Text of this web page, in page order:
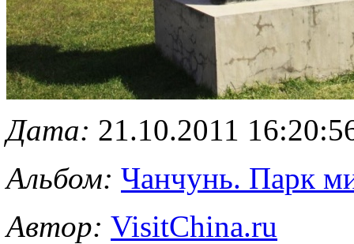
Дата: 21.10.2011
Альбом: Чанчунь. Парк
Автор: VisitChina.ru